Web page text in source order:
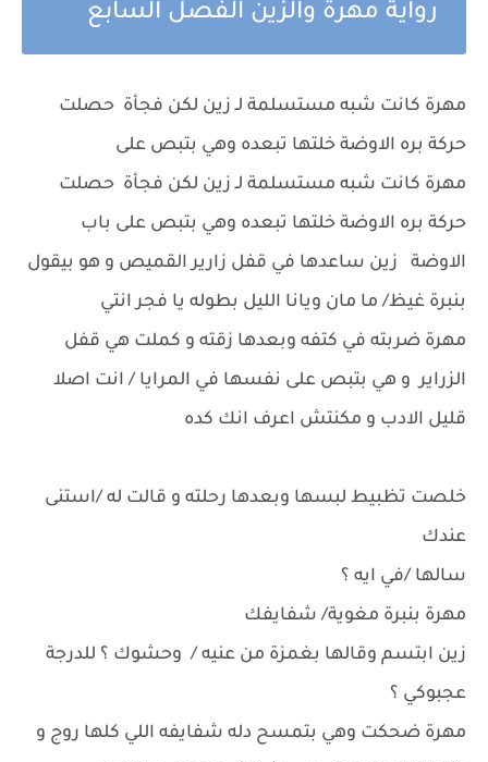
رواية مهرة والزين الفصل السابع
مهرة كانت شبه مستسلمة لـ زين لكن فجأة حصلت
حركة بره الاوضة خلتها تبعده وهي بتبص على
مهرة كانت شبه مستسلمة لـ زين لكن فجأة حصلت
حركة بره الاوضة خلتها تبعده وهي بتبص على باب
الاوضة زين ساعدها في قفل زارير القميص و هو بيقول
بنبرة غيظ/ ما مان ويانا الليل بطوله يا فجر انتي
مهرة ضربته في كتفه وبعدها زقته و كملت هي قفل
الزراير و هي بتبص على نفسها في المرايا / انت اصلا
قليل الادب و مكنتش اعرف انك كده
خلصت تظبيط لبسها وبعدها رحلته و قالت له /استنى
عندك
سالها /في ايه ؟
مهرة بنبرة مغوية/ شفايفك
زين ابتسم وقالها بغمزة من عنيه / وحشوك ؟ للدرجة
عجبوكي ؟
مهرة ضحكت وهي بتمسح دله شفايفه اللي كلها روج و